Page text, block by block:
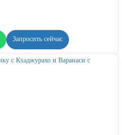
Запросить сейчас